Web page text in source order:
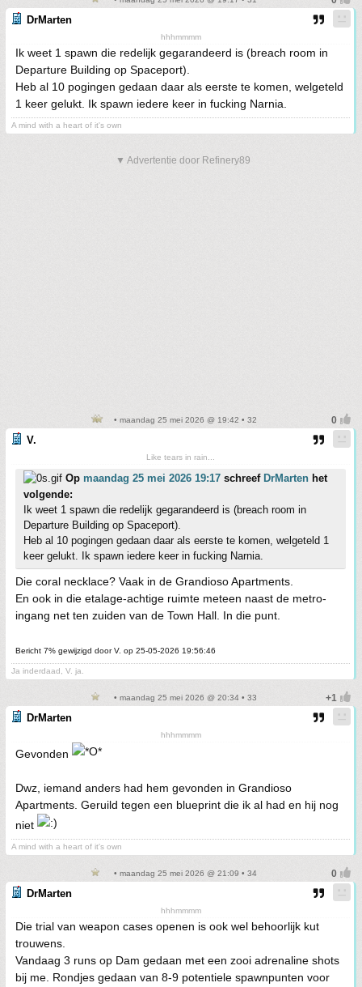
DrMarten
hhhmmmm
Ik weet 1 spawn die redelijk gegarandeerd is (breach room in
Departure Building op Spaceport).
Heb al 10 pogingen gedaan daar als eerste te komen, welgeteld
1 keer gelukt. Ik spawn iedere keer in fucking Narnia.
A mind with a heart of it's own
▼ Advertentie door Refinery89
• maandag 25 mei 2026 @ 19:42 • 32
V.
Like tears in rain...
Op maandag 25 mei 2026 19:17 schreef DrMarten het
volgende:
Ik weet 1 spawn die redelijk gegarandeerd is (breach room in
Departure Building op Spaceport).
Heb al 10 pogingen gedaan daar als eerste te komen, welgeteld 1
keer gelukt. Ik spawn iedere keer in fucking Narnia.
Die coral necklace? Vaak in de Grandioso Apartments.
En ook in die etalage-achtige ruimte meteen naast de metro-
ingang net ten zuiden van de Town Hall. In die punt.
Bericht 7% gewijzigd door V. op 25-05-2026 19:56:46
Ja inderdaad, V. ja.
• maandag 25 mei 2026 @ 20:34 • 33
DrMarten
hhhmmmm
Gevonden
Dwz, iemand anders had hem gevonden in Grandioso
Apartments. Geruild tegen een blueprint die ik al had en hij nog
niet
A mind with a heart of it's own
• maandag 25 mei 2026 @ 21:09 • 34
DrMarten
hhhmmmm
Die trial van weapon cases openen is ook wel behoorlijk kut
trouwens.
Vandaag 3 runs op Dam gedaan met een zooi adrenaline shots
bij me. Rondjes gedaan van 8-9 potentiele spawnpunten voor